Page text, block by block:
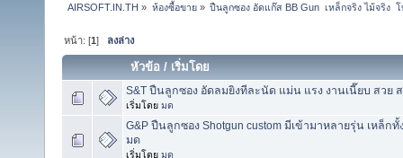
AIRSOFT.IN.TH » ห้องซื้อขาย» ปืนลูกซอง อัดแก๊ส BB Gun  เหล็กจริง ไม้จริง
หน้า: [1] ลงล่าง
หัวข้อ / เริ่มโดย
S&T ปืนลูกซอง อัดลมยิงทีละนัด แม่น แรง งานเนี๊ยบ สวย
เริ่มโดย มด
G&P ปืนลูกซอง Shotgun custom มีเข้ามาหลายรุ่น เหล็ก
มด
เริ่มโดย มด